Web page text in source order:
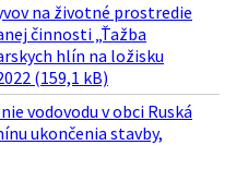
na životné prostredie
činnosti „Ťažba
hlín na ložisku
(159,1 kB)
vodovodu v obci Ruská
ukončenia stavby,